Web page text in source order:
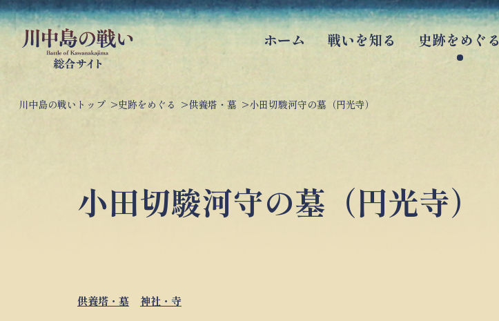
ホーム 戦いを知る 史跡をめぐる
川中島の戦いトップ 史跡をめぐる 供養塔・墓 小田切駿河守の墓（円光寺）
小田切駿河守の墓（円光寺）
供養塔・墓 神社・寺